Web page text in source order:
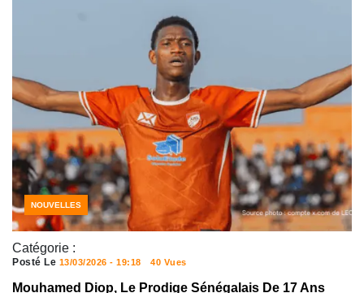
Catégorie :
NOUVELLES
Posté Le 13/03/2026 - 19:18 40 Vues
Mouhamed Diop, Le Prodige Sénégalais De 17 Ans